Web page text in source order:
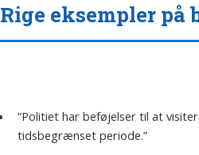
Rige eksempler på
“Politiet har beføjelser til at
tidsbegrænset periode.”